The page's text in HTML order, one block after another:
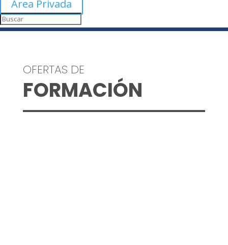
Área Privada
OFERTAS DE
FORMACIÓN